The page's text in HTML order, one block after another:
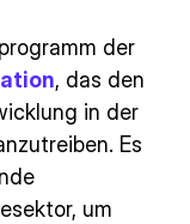
der
, das den
in der
Es
um